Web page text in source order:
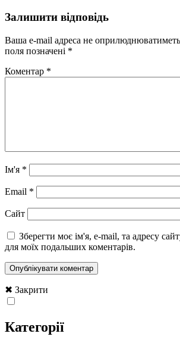
Залишити відповідь
Ваша e-mail адреса не
поля позначені *
Коментар *
Ім'я *
Email *
Сайт
Зберегти моє ім'я, e-mail, та адресу
для моїх подальших коментарів.
✖ Закрити
Категорії